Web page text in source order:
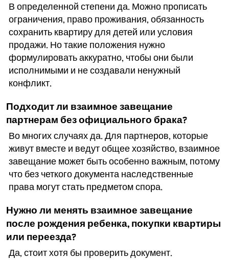
В определенной степени да. Можно прописать
ограничения, право проживания, обязанность
сохранить квартиру для детей или условия
продажи. Но такие положения нужно
формулировать аккуратно, чтобы они были
исполнимыми и не создавали ненужный
конфликт.
Подходит ли взаимное завещание
партнерам без официального брака?
Во многих случаях да. Для партнеров, которые
живут вместе и ведут общее хозяйство, взаимное
завещание может быть особенно важным, потому
что без четкого документа наследственные
права могут стать предметом спора.
Нужно ли менять взаимное завещание
после рождения ребенка, покупки квартиры
или переезда?
Да, стоит хотя бы проверить документ.